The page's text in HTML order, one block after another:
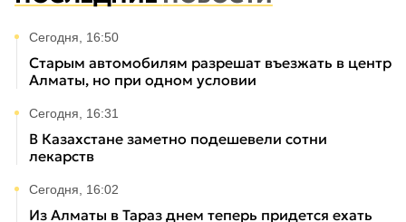
Сегодня, 16:50
Старым автомобилям разрешат въезжать в центр
Алматы, но при одном условии
Сегодня, 16:31
В Казахстане заметно подешевели сотни
лекарств
Сегодня, 16:02
Из Алматы в Тараз днем теперь придется ехать